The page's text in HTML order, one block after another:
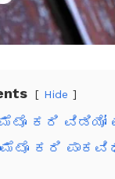
Hide
ಕರಿ ವಿಡಿಯೋ
ಕರಿ